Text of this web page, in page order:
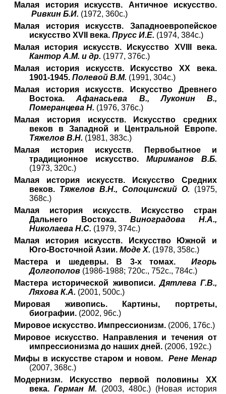
Малая история искусств. Античное искусство.
Ривкин Б.И. (1972, 360с.)
Малая история искусств. Западноевропейское
искусство XVII века. Прусс И.Е. (1974, 384с.)
Малая история искусств. Искусство XVIII века.
Кантор А.М. и др. (1977, 376с.)
Малая история искусств. Искусство XX века.
1901-1945. Полевой В.М. (1991, 304с.)
Малая история искусств. Искусство Древнего
Востока.Афанасьева В., Луконин В.,
Померанцева Н. (1976, 376с.)
Малая история искусств. Искусство средних
веков в Западной и Центральной Европе.
Тяжелов В.Н. (1981, 383с.)
Малая история искусств. Первобытное и
традиционное искусство. Мириманов В.Б.
(1973, 320с.)
Малая история искусств. Искусство Средних
веков. Тяжелов В.Н., Сопоцинский О. (1975,
368с.)
Малая история искусств. Искусство стран
Дальнего Востока. Виноградова Н.А.,
Николаева Н.С. (1979, 374с.)
Малая история искусств. Искусство Южной и
Юго-Восточной Азии. Моде Х. (1978, 358с.)
Мастера и шедевры. В 3-х томах. Игорь
Долгополов (1986-1988; 720с., 752с., 784с.)
Мастера исторической живописи.Дятлева Г.В.,
Ляхова К.А. (2001, 500с.)
Мировая живопись. Картины, портреты,
биографии. (2002, 96с.)
Мировое искусство. Импрессионизм. (2006, 176с.)
Мировое искусство. Направления и течения от
импрессионизма до наших дней. (2006, 192с.)
Мифы в искусстве старом и новом.Рене Менар
(2007, 368с.)
Модернизм. Искусство первой половины XX
века. Герман М. (2003, 480с.) (Новая история